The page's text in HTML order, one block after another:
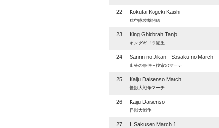
22 Kokutai Kogeki Kaishi
航空隊攻撃開始
23 King Ghidorah Tanjo
キングギドラ誕生
24 Sanrin no Jikan - Sosaku no March
山林の事件～捜索のマーチ
25 Kaiju Daisenso March
怪獣大戦争マーチ
26 Kaiju Daisenso
怪獣大戦争
27 L Sakusen March 1